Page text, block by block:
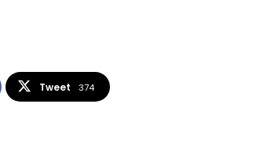
Tweet 374